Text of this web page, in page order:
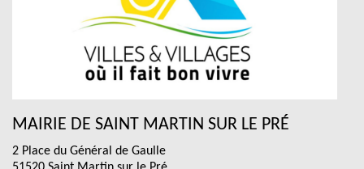
MAIRIE DE SAINT MARTIN SUR LE PRÉ
2 Place du Général de Gaulle